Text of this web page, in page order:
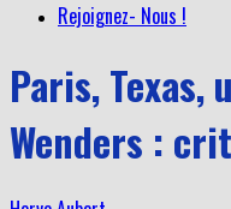
Rejoignez- Nous !
Paris, Texas,
Wenders :